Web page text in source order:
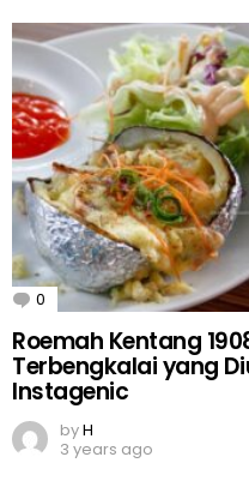
0 Comments
Roemah Kentang
Terbengkalai yang
Instagenic
byH
3 years ago